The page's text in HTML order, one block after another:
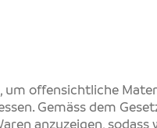
um offensichtliche
Gemäss dem
anzuzeigen, sodass